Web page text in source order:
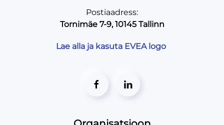
Postiaadress:
Tornimäe 7-9, 10145 Tallinn
Lae alla ja kasuta EVEA logo